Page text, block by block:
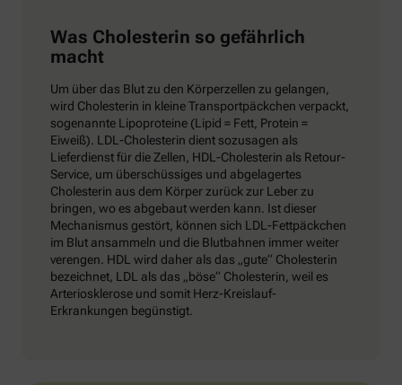
Was Cholesterin so gefährlich
macht
Um über das Blut zu den Körperzellen zu gelangen,
wird Cholesterin in kleine Transportpäckchen verpackt,
sogenannte Lipoproteine (Lipid = Fett, Protein =
Eiweiß). LDL-Cholesterin dient sozusagen als
Lieferdienst für die Zellen, HDL-Cholesterin als Retour-
Service, um überschüssiges und abgelagertes
Cholesterin aus dem Körper zurück zur Leber zu
bringen, wo es abgebaut werden kann. Ist dieser
Mechanismus gestört, können sich LDL-Fettpäckchen
im Blut ansammeln und die Blutbahnen immer weiter
verengen. HDL wird daher als das „gute“ Cholesterin
bezeichnet, LDL als das „böse“ Cholesterin, weil es
Arteriosklerose und somit Herz-Kreislauf-
Erkrankungen begünstigt.